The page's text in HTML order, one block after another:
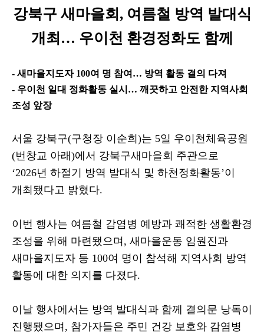
강북구 새마을회 , 여름철 방역 발대식
개최 … 우이천 환경정화도 함께
- 새마을지도자 100여 명 참여 … 방역 활동 결의 다져
- 우이천 일대 정화활동 실시 … 깨끗하고 안전한 지역사회
조성 앞장
서울 강북구(구청장 이순희 )는 5일 우이천체육공원
(번창교 아래 )에서 강북구새마을회 주관으로
‘2026년 하절기 방역 발대식 및 하천정화활동’이
개최됐다고 밝혔다.
이번 행사는 여름철 감염병 예방과 쾌적한 생활환경
조성을 위해 마련됐으며 , 새마을운동 임원진과
새마을지도자 등 100여 명이 참석해 지역사회 방역
활동에 대한 의지를 다졌다.
이날 행사에서는 방역 발대식과 함께 결의문 낭독이
진행됐으며 , 참가자들은 주민 건강 보호와 감염병